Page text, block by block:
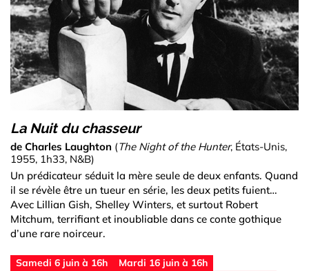
La Nuit du chasseur
de Charles Laughton (The Night of the Hunter, États-Unis,
1955, 1h33, N&B)
Un prédicateur séduit la mère seule de deux enfants. Quand
il se révèle être un tueur en série, les deux petits fuient…
Avec Lillian Gish, Shelley Winters, et surtout Robert
Mitchum, terrifiant et inoubliable dans ce conte gothique
d’une rare noirceur.
Samedi 6 juin à 16h
Mardi 16 juin à 16h